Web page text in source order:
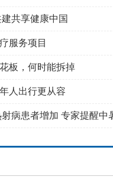
共享健康中国
服务项目
板，何时能拆掉
人出行更从容
病患者增加 专家提醒中